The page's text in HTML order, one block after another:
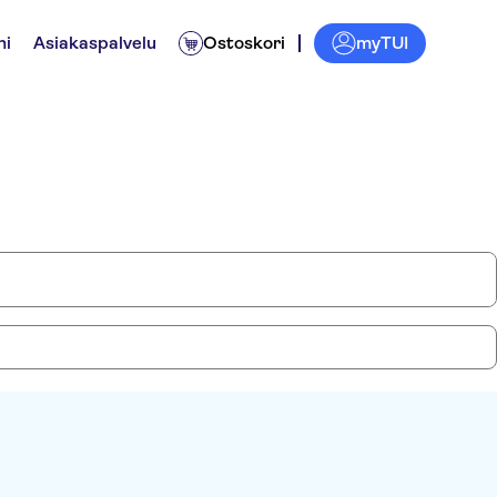
Asiakaspalvelu Ostoskori myTUI